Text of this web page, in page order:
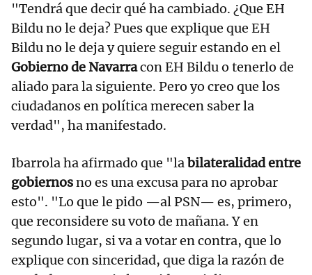
"Tendrá que decir qué ha cambiado. ¿Que EH
Bildu no le deja? Pues que explique que EH
Bildu no le deja y quiere seguir estando en el
Gobierno de Navarracon EH Bildu o tenerlo de
aliado para la siguiente. Pero yo creo que los
ciudadanos en política merecen saber la
verdad", ha manifestado.
Ibarrola ha afirmado que "labilateralidad entre
gobiernosno es una excusa para no aprobar
esto". "Lo que le pido —al PSN— es, primero,
que reconsidere su voto de mañana. Y en
segundo lugar, si va a votar en contra, que lo
explique con sinceridad, que diga la razón de